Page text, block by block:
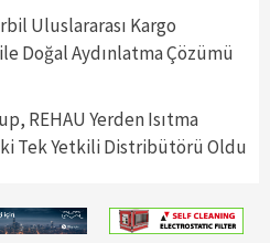
Uluslararası Kargo
Doğal Aydınlatma Çözümü
REHAU Yerden Isıtma
Tek Yetkili Distribütörü Oldu